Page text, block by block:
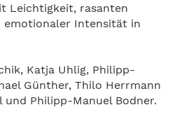
Leichtigkeit, rasanten
emotionaler Intensität in
Katja Uhlig, Philipp-
Günther, Thilo Herrmann
Philipp-Manuel Bodner.